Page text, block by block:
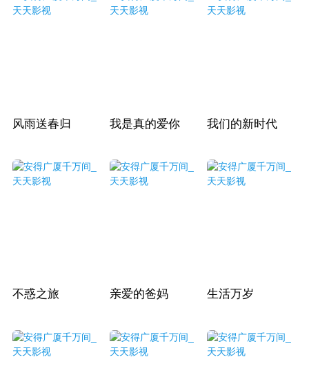
风雨送春归 我是真的爱你 我们的新时代
不惑之旅 亲爱的爸妈 生活万岁